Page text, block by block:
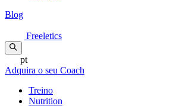
Blog
Freeletics
pt
Adquira o seu Coach
Treino
Nutrition